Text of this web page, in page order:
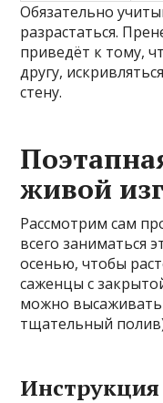
Обязательно
разрастаться.
приведёт к тому,
другу,
стену.
живой
Рассмотрим сам
всего заниматься
осенью, чтобы
саженцы с
можно высаживать
тщательный
Инструкция